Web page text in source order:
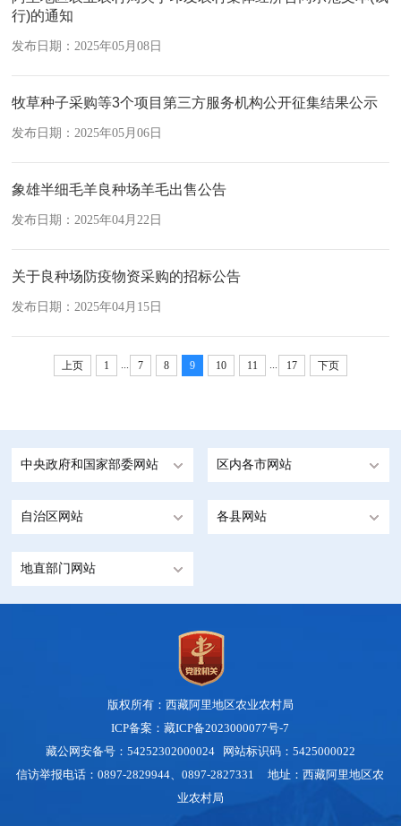
行)的通知
发布日期：2025年05月08日
牧草种子采购等3个项目第三方服务机构公开征集结果公示
发布日期：2025年05月06日
象雄半细毛羊良种场羊毛出售公告
发布日期：2025年04月22日
关于良种场防疫物资采购的招标公告
发布日期：2025年04月15日
上页 1 7 8 9 10 11 17 下页
中央政府和国家部委网站 区内各市网站
自治区网站 各县网站
地直部门网站
版权所有：西藏阿里地区农业农村局
ICP备案：藏ICP备2023000077号-7
藏公网安备号：54252302000024
网站标识码：5425000022
信访举报电话：0897-2829944、0897-2827331 地址：西藏阿里地区农
业农村局